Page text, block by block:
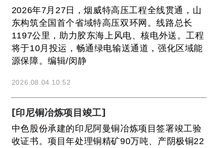
2026年7月27日，烟威特高压工程全线贯通，山
东构筑全国首个省域特高压双环网。线路总长
1197公里，助力胶东海上风电、核电外送。工程
将于10月投运，畅通绿电输送通道，强化区域能
源保障。编辑/闵静
2026.08.04 10:52
[印尼铜冶炼项目竣工]
中色股份承建的印尼阿曼铜冶炼项目签署竣工验
收证书。项目年处理铜精矿90万吨、产阴极铜22